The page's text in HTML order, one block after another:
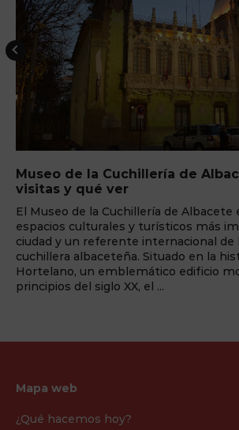
Museo de Albacete | Historia,
patrimonio cultural
Situado dentro del parque Abelardo
museo ofrece una completa colección
abarca desde la prehistoria hasta la
destacando piezas íberas. También
exposición de bellas arte con obras del
museo cuenta también con ...
Mapa web
¿Qué hacemos hoy?